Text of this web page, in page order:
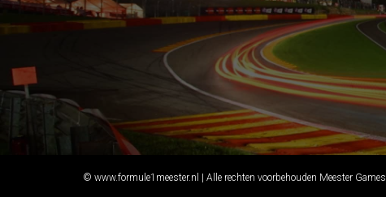
© www.formule1meester.nl | Alle rechten voorbehouden Meester Games